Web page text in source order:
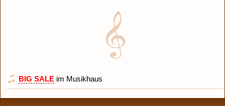
BIG SALE im Musikhaus